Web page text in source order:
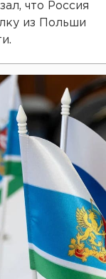
что Россия
из Польши